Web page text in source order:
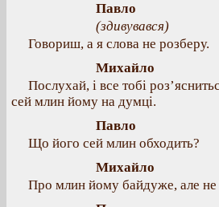
Павло
(здивувався)
Говориш, а я слова не розберу.
Михайло
Послухай, і все тобі
сей млин йому на думці.
Павло
Що його сей млин обходить?
Михайло
Про млин йому байдуже, але